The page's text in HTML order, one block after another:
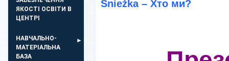
ЯКОСТІ ОСВІТИ В
ЦЕНТРІ
НАВЧАЛЬНО-
МАТЕРІАЛЬНА
БАЗА
Śnieżka– Хто ми?